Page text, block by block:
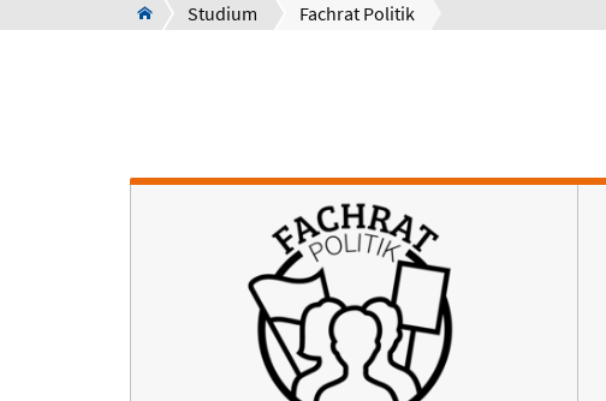
Studium Fachrat Politik